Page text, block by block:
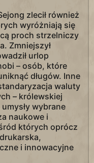
zlecił również
wyróżniają się
proch strzelniczy
Zmniejszył
urlop
– osób, które
długów. Inne
waluty
– królewskiej
wybrane
naukowe i
których oprócz
i innowacyjne